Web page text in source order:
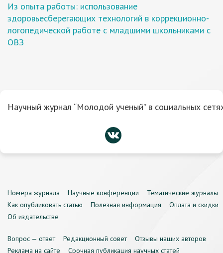
Из опыта работы: использование
здоровьесберегающих технологий в коррекционно-
логопедической работе с младшими школьниками с
ОВЗ
Научный журнал “Молодой ученый” в социальных
Номера журнала Научные конференции
Тематические журналы
Как опубликовать статью
Полезная информация
Оплата и скидки
Об издательстве
Вопрос — ответ Редакционный совет
Отзывы наших авторов
Реклама на сайте
Срочная публикация научных статей